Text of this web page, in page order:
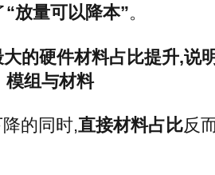
“放量可以降本”。
的硬件材料占比提升,说
模组与材料
的同时,直接材料占比反